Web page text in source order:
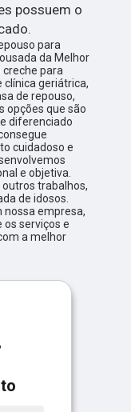
possuem o
para
da Melhor
creche para
clínica geriátrica,
de repouso,
opções que são
diferenciado
cuidadoso e
e objetiva.
trabalhos,
de idosos.
nossa empresa,
os serviços e
a melhor